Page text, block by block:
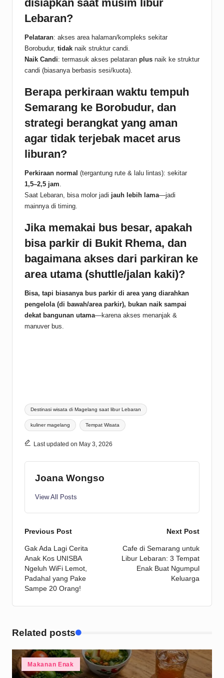
disiapkan saat musim libur
Lebaran?
Pelataran: akses area halaman/kompleks sekitar
Borobudur, tidak naik struktur candi.
Naik Candi: termasuk akses pelataran plus naik ke struktur
candi (biasanya berbasis sesi/kuota).
Berapa perkiraan waktu tempuh
Semarang ke Borobudur, dan
strategi berangkat yang aman
agar tidak terjebak macet arus
liburan?
Perkiraan normal (tergantung rute & lalu lintas): sekitar
1,5–2,5 jam.
Saat Lebaran, bisa molor jadi jauh lebih lama—jadi
mainnya di timing.
Jika memakai bus besar, apakah
bisa parkir di Bukit Rhema, dan
bagaimana akses dari parkiran ke
area utama (shuttle/jalan kaki)?
Bisa, tapi biasanya bus parkir di area yang diarahkan
pengelola (di bawah/area parkir), bukan naik sampai
dekat bangunan utama—karena akses menanjak &
manuver bus.
Tags:
Destinasi wisata di Magelang saat libur Lebaran
kuliner magelang Tempat Wisata
Last updated on May 3, 2026
Joana Wongso
View All Posts
Post
navigation
Previous Post
Gak Ada Lagi Cerita
Anak Kos UNISBA
Ngeluh WiFi Lemot,
Padahal yang Pake
Sampe 20 Orang!
Next Post
Cafe di Semarang untuk
Libur Lebaran: 3 Tempat
Enak Buat Ngumpul
Keluarga
Related posts
Posted
Makanan Enak